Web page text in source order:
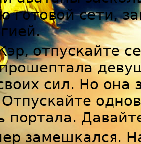
готовой сети,
отпускайте
сил. Но она
Отпускайте
портала.
замешкался.